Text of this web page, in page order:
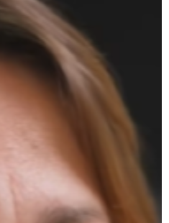
Accueil
Expertises
Réalisations
#We are
Carrières
Contact